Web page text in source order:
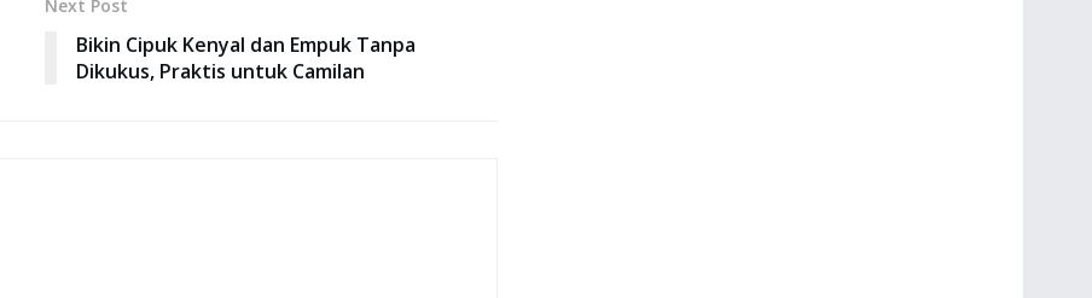
Next Post
Bikin Cipuk Kenyal dan Empuk Tanpa
Dikukus, Praktis untuk Camilan